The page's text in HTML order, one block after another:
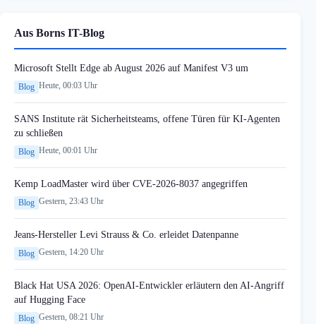
Aus Borns IT-Blog
Microsoft Stellt Edge ab August 2026 auf Manifest V3 um
Blog Heute, 00:03 Uhr
SANS Institute rät Sicherheitsteams, offene Türen für KI-Agenten
zu schließen
Blog Heute, 00:01 Uhr
Kemp LoadMaster wird über CVE-2026-8037 angegriffen
Blog Gestern, 23:43 Uhr
Jeans-Hersteller Levi Strauss & Co. erleidet Datenpanne
Blog Gestern, 14:20 Uhr
Black Hat USA 2026: OpenAI-Entwickler erläutern den AI-Angriff
auf Hugging Face
Blog Gestern, 08:21 Uhr